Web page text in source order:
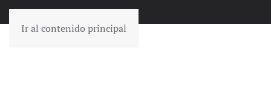
Ir al contenido principal